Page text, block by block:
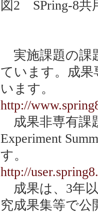
図2 SPring-8共
実施課題の課
ています。成果
います。
http://
成果非専有課
Experiment
す。
http://
成果は、3年
究成果集等で公